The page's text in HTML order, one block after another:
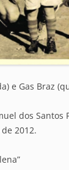
e Gas Braz
dos Santos
2012.